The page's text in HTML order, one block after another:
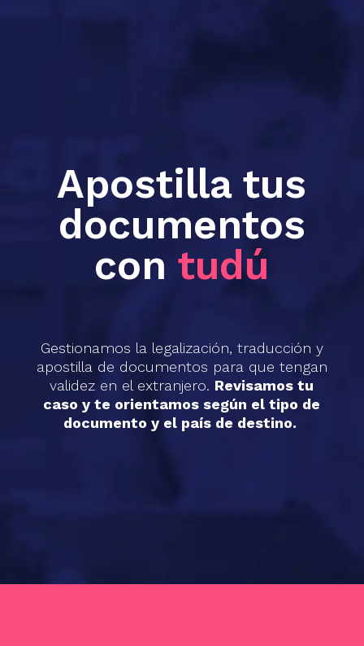
Apostilla tus
documentos
contudú
Gestionamos la legalización, traducción y
apostilla de documentos para que tengan
validez en el extranjero. Revisamos tu
caso y te orientamos según el tipo de
documento y el país de destino.